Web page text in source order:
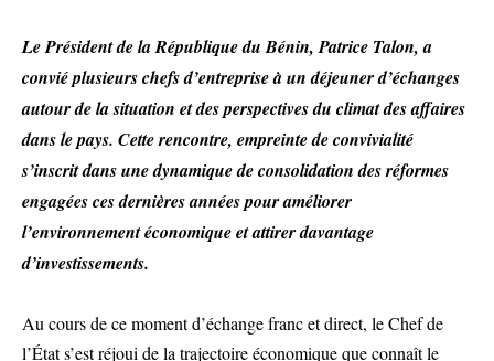
Le Président de la République du Bénin, Patrice Talon, a
convié plusieurs chefs d’entreprise à un déjeuner d’échanges
autour de la situation et des perspectives du climat des affaires
dans le pays. Cette rencontre, empreinte de convivialité
s’inscrit dans une dynamique de consolidation des réformes
engagées ces dernières années pour améliorer
l’environnement économique et attirer davantage
d’investissements.
Au cours de ce moment d’échange franc et direct, le Chef de
l’État s’est réjoui de la trajectoire économique que connaît le